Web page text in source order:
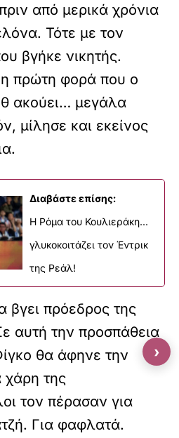
από μερικά χρόνια
Τότε με τον
βγήκε νικητής.
η πρώτη φορά που ο
ακούει… μεγάλα
μίλησε και εκείνος
Διαβάστε επίσης:
Η Ρόμα του Κουλιεράκη...
γλυκοκοιτάζει τον Έντρικ
της Ρεάλ!
βγει πρόεδρος της
αυτή την προσπάθεια
θα άφηνε την
χάρη της
τον πέρασαν για
Για φαφλατά.
›